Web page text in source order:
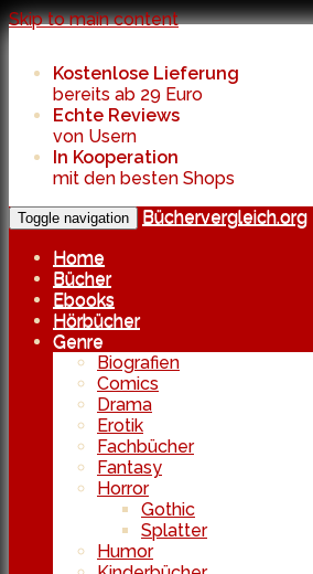
Skip to main content
Kostenlose Lieferung
bereits ab 29 Euro
Echte Reviews
von Usern
In Kooperation
mit den besten Shops
Toggle navigation
Büchervergleich.org
Home
Bücher
Ebooks
Hörbücher
Genre
Biografien
Comics
Drama
Erotik
Fachbücher
Fantasy
Horror
Gothic
Splatter
Humor